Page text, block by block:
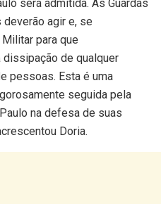
será admitida. As Guardas
agir e, se
para que
de qualquer
pessoas. Esta é uma
seguida pela
na defesa de suas
Doria.